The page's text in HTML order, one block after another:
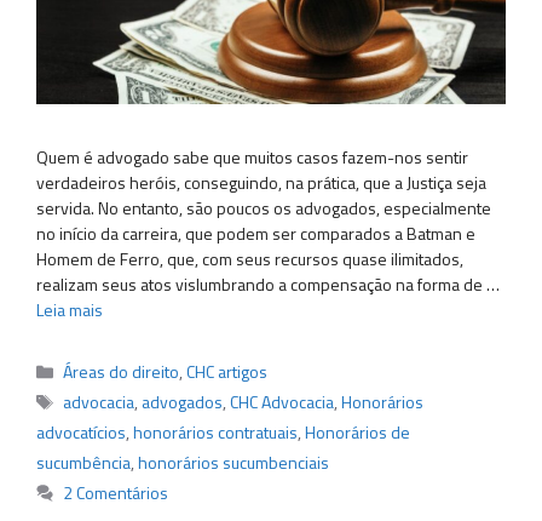
Quem é advogado sabe que muitos casos fazem-nos sentir
verdadeiros heróis, conseguindo, na prática, que a Justiça seja
servida. No entanto, são poucos os advogados, especialmente
no início da carreira, que podem ser comparados a Batman e
Homem de Ferro, que, com seus recursos quase ilimitados,
realizam seus atos vislumbrando a compensação na forma de …
Leia mais
Categorias
Áreas do direito,CHC artigos
Tags
advocacia, advogados,CHC Advocacia,Honorários
advocatícios,honorários contratuais,Honorários de
sucumbência,honorários sucumbenciais
2 Comentários